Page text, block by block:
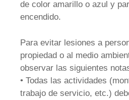
de color amarillo o azul y
encendido.
Para evitar lesiones a
propiedad o al medio
observar las siguientes
• Todas las actividades
trabajo de servicio, etc.)